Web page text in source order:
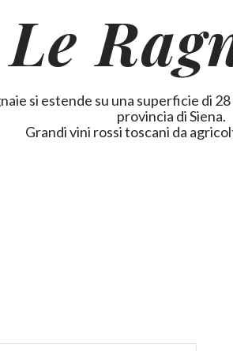
Le
si estende su una superficie di
provincia di Siena.
Grandi vini rossi toscani da